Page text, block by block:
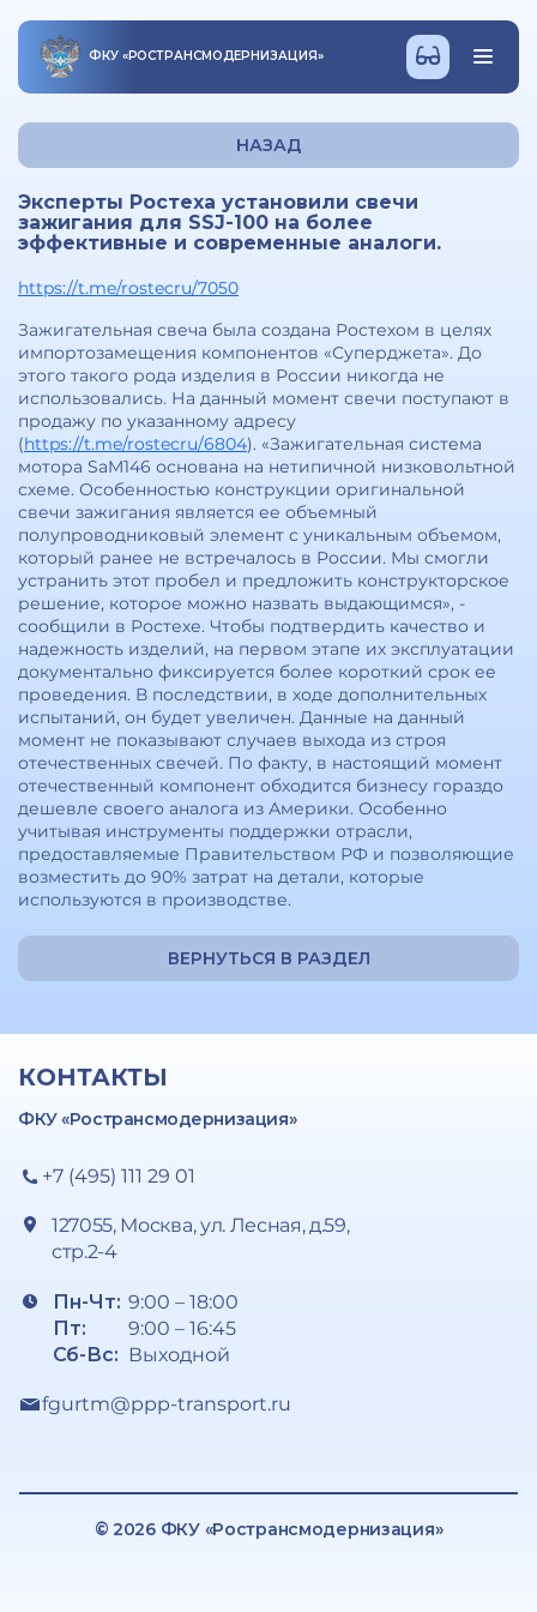
ФКУ «РОСТРАНСМОДЕРНИЗАЦИЯ»
НАЗАД
Эксперты Ростеха установили свечи
зажигания для SSJ-100 на более
эффективные и современные аналоги.
https://t.me/rostecru/7050
Зажигательная свеча была создана Ростехом в целях
импортозамещения компонентов «Суперджета». До
этого такого рода изделия в России никогда не
использовались. На данный момент свечи поступают в
продажу по указанному адресу
(https://t.me/rostecru/6804). «Зажигательная система
мотора SaM146 основана на нетипичной низковольтной
схеме. Особенностью конструкции оригинальной
свечи зажигания является ее объемный
полупроводниковый элемент с уникальным объемом,
который ранее не встречалось в России. Мы смогли
устранить этот пробел и предложить конструкторское
решение, которое можно назвать выдающимся», -
сообщили в Ростехе. Чтобы подтвердить качество и
надежность изделий, на первом этапе их эксплуатации
документально фиксируется более короткий срок ее
проведения. В последствии, в ходе дополнительных
испытаний, он будет увеличен. Данные на данный
момент не показывают случаев выхода из строя
отечественных свечей. По факту, в настоящий момент
отечественный компонент обходится бизнесу гораздо
дешевле своего аналога из Америки. Особенно
учитывая инструменты поддержки отрасли,
предоставляемые Правительством РФ и позволяющие
возместить до 90% затрат на детали, которые
используются в производстве.
ВЕРНУТЬСЯ В РАЗДЕЛ
КОНТАКТЫ
ФКУ «Ространсмодернизация»
+7 (495) 111 29 01
127055, Москва, ул. Лесная, д.59,
стр.2-4
Пн-Чт:
Пт:
Сб-Вс:
9:00 – 18:00
9:00 – 16:45
Выходной
fgurtm@ppp-transport.ru
© 2026 ФКУ «Ространсмодернизация»